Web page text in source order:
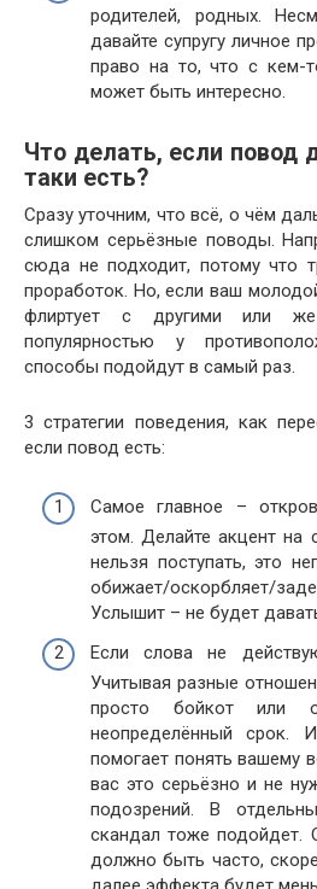
родителей, родных.
давайте супругу личное
право на то, что с кем-
может быть интересно.
Что делать, если повод
таки есть?
Сразу уточним, что всё, о чём
слишком серьёзные поводы.
сюда не подходит, потому что
проработок. Но, если ваш
флиртует с другими или же
популярностью у
способы подойдут в самый раз.
3 стратегии поведения, как
если повод есть:
Самое главное –
этом. Делайте акцент на
нельзя поступать, это
обижает/оскорбляет/
Услышит – не будет
Если слова не
Учитывая разные
просто бойкот
неопределённый срок.
помогает понять вашему
вас это серьёзно и не
подозрений. В
скандал тоже подойдет.
должно быть часто,